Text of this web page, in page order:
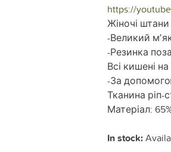
https://
Жіночі
-Великий
-Резинка
Всі кишені на
-За
Тканина ріп-
Матеріал:
In stock: